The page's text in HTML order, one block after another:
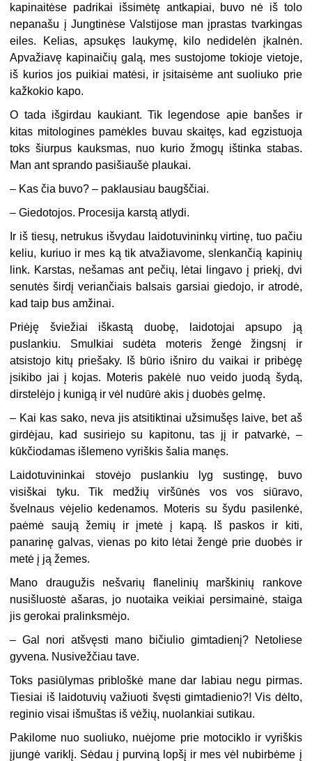
kapinaitėse padrikai išsimėtę antkapiai, buvo nė iš tolo
nepanašu į Jungtinėse Valstijose man įprastas tvarkingas
eiles. Kelias, apsukęs laukymę, kilo nedidelėn įkalnėn.
Apvažiavę kapinaičių galą, mes sustojome tokioje vietoje,
iš kurios jos puikiai matėsi, ir įsitaisėme ant suoliuko prie
kažkokio kapo.
O tada išgirdau kaukiant. Tik legendose apie banšes ir
kitas mitologines pamėkles buvau skaitęs, kad egzistuoja
toks šiurpus kauksmas, nuo kurio žmogų ištinka stabas.
Man ant sprando pasišiaušė plaukai.
– Kas čia buvo? – paklausiau baugščiai.
– Giedotojos. Procesija karstą atlydi.
Ir iš tiesų, netrukus išvydau laidotuvininkų virtinę, tuo pačiu
keliu, kuriuo ir mes ką tik atvažiavome, slenkančią kapinių
link. Karstas, nešamas ant pečių, lėtai lingavo į priekį, dvi
senutės širdį veriančiais balsais garsiai giedojo, ir atrodė,
kad taip bus amžinai.
Priėję šviežiai iškastą duobę, laidotojai apsupo ją
puslankiu. Smulkiai sudėta moteris žengė žingsnį ir
atsistojo kitų priešaky. Iš būrio išniro du vaikai ir pribėgę
įsikibo jai į kojas. Moteris pakėlė nuo veido juodą šydą,
dirstelėjo į kunigą ir vėl nudūrė akis į duobės gelmę.
– Kai kas sako, neva jis atsitiktinai užsimušęs laive, bet aš
girdėjau, kad susiriejo su kapitonu, tas jį ir patvarkė, –
kūkčiodamas išlemeno vyriškis šalia manęs.
Laidotuvininkai stovėjo puslankiu lyg sustingę, buvo
visiškai tyku. Tik medžių viršūnės vos vos siūravo,
švelnaus vėjelio kedenamos. Moteris su šydu pasilenkė,
paėmė saują žemių ir įmetė į kapą. Iš paskos ir kiti,
panarinę galvas, vienas po kito lėtai žengė prie duobės ir
metė į ją žemes.
Mano draugužis nešvarių flanelinių marškinių rankove
nusišluostė ašaras, jo nuotaika veikiai persimainė, staiga
jis gerokai pralinksmėjo.
– Gal nori atšvęsti mano bičiulio gimtadienį? Netoliese
gyvena. Nusivežčiau tave.
Toks pasiūlymas pribloškė mane dar labiau negu pirmas.
Tiesiai iš laidotuvių važiuoti švęsti gimtadienio?! Vis dėlto,
reginio visai išmuštas iš vėžių, nuolankiai sutikau.
Pakilome nuo suoliuko, nuėjome prie motociklo ir vyriškis
įjungė variklį. Sėdau į purviną lopšį ir mes vėl nubirbėme į